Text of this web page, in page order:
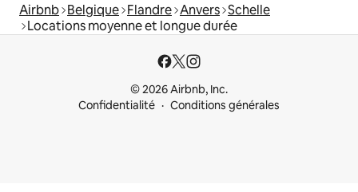
Airbnb Belgique Flandre Anvers Schelle
Locations moyenne et longue durée
© 2026 Airbnb, Inc.
Confidentialité
Conditions générales